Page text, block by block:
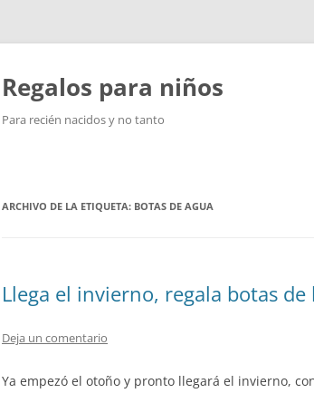
Saltar
contenido
Regalos para niños
Para recién nacidos y no tanto
ARCHIVO DE LA ETIQUETA: BOTAS DE AGUA
Llega el invierno, regala botas de
Deja un comentario
Ya empezó el otoño y pronto llegará el invierno,